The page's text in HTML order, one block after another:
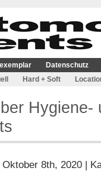
Datenschutz
Hard + Soft
Oktober 8th, 2020 |